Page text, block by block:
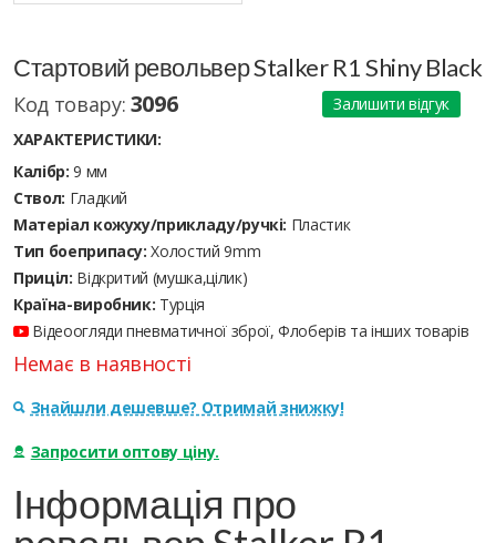
Стартовий револьвер Stalker R1 Shiny Black
Код товару: 3096
Залишити відгук
ХАРАКТЕРИСТИКИ:
Калібр: 9 мм
Ствол: Гладкий
Матеріал кожуху/прикладу/ручкі: Пластик
Тип боеприпасу: Холостий 9mm
Приціл: Відкритий (мушка,цілик)
Країна-виробник: Турція
Відеоогляди пневматичної зброї, Флоберів та інших товарів
Немає в наявності
Знайшли дешевше? Отримай знижку!
Запросити оптову ціну.
Інформація про